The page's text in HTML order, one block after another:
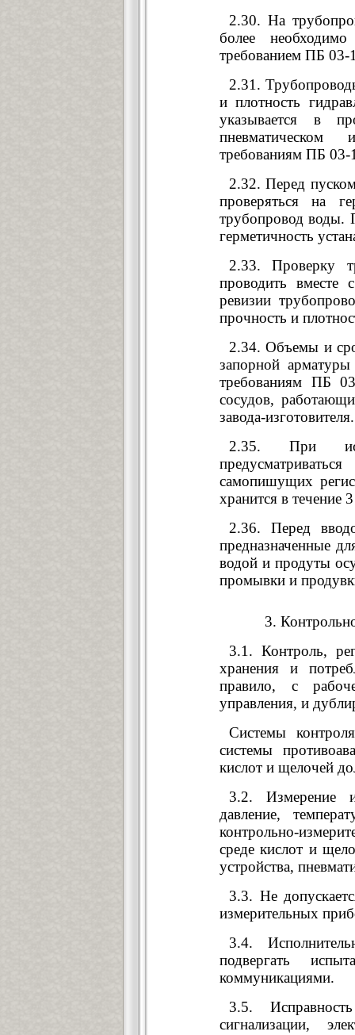
2.30. На
более
требованием ПБ 03-
2.31.
и плотность
указывается в
пневматическом
требованиям ПБ 03-
2.32. Перед
проверяться на
трубопровод воды.
герметичность
2.33. Проверку
проводить вместе
ревизии
прочность и
2.34. Объемы и
запорной
требованиям ПБ
сосудов,
завода-изготовителя.
2.35. При
самопишущих
хранится в течение
2.36. Перед
предназначенные
водой и продуты
промывки и
3.
3.1. Контроль,
хранения и
правило, с
управления, и
Системы
системы
кислот и щелочей
3.2. Измерение и
давление,
контрольно-
среде кислот и
устройства,
3.3. Не
измерительных
3.4.
подвергать
коммуникациями.
3.5.
сигнализации,